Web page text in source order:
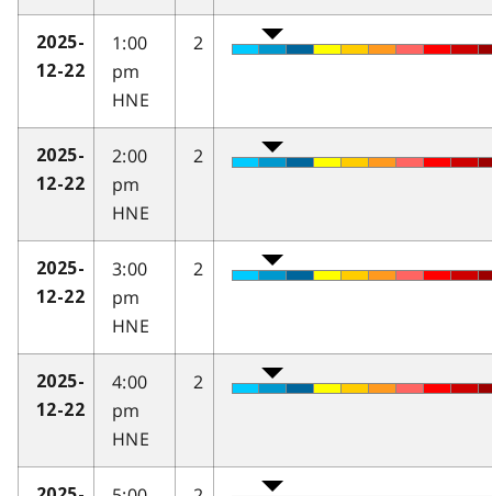
2025-
12-22
1:00
pm
HNE
2
2025-
12-22
2:00
pm
HNE
2
2025-
12-22
3:00
pm
HNE
2
2025-
12-22
4:00
pm
HNE
2